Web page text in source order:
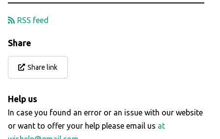
RSS feed
Share
Share link
Help us
In case you found an error or an issue with our website
or want to offer your help please email us at